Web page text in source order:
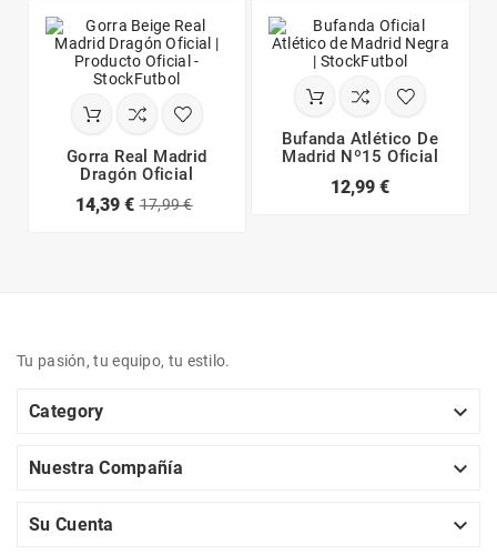
Gorra Real Madrid
Dragón Oficial
14,39 € 17,99 €
Bufanda Atlético De
Madrid Nº15 Oficial
12,99 €
Tu pasión, tu equipo, tu estilo.
Category 
Nuestra Compañía 
Su Cuenta 